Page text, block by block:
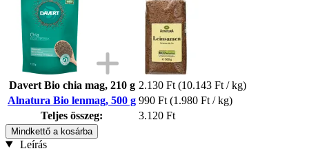
Davert Bio chia mag, 210 g 2.130 Ft (10.143 Ft / kg)
Alnatura Bio lenmag, 500 g 990 Ft (1.980 Ft / kg)
Teljes összeg:
3.120 Ft
Mindkettő a kosárba
Leírás